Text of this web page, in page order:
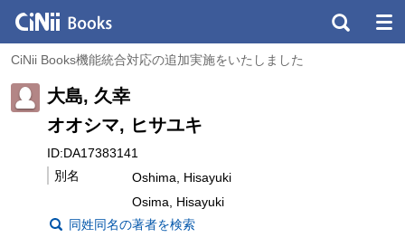
CiNii Books機能統合対応の追加実施をいたしました
大島, 久幸
オオシマ, ヒサユキ
ID:DA17383141
別名
Oshima, Hisayuki
Osima, Hisayuki
同姓同名の著者を検索